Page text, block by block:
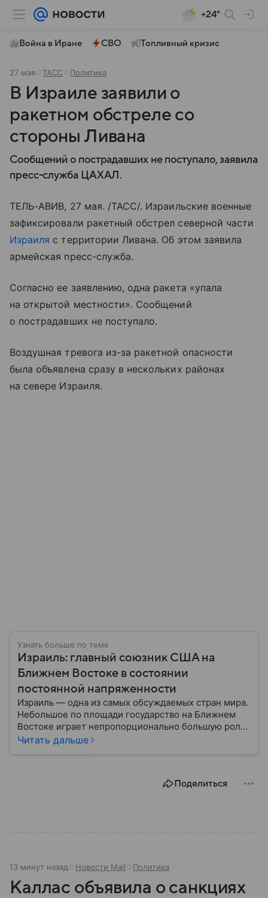
+24°
Война в Иране СВО Топливный кризис
27 мая ТАСС Политика
В Израиле заявили о
ракетном обстреле со
стороны Ливана
Сообщений о пострадавших не поступало, заявила
пресс-служба ЦАХАЛ.
ТЕЛЬ-АВИВ, 27 мая. /ТАСС/. Израильские военные
зафиксировали ракетный обстрел северной части
Израиля с территории Ливана. Об этом заявила
армейская пресс-служба.
Согласно ее заявлению, одна ракета «упала
на открытой местности». Сообщений
о пострадавших не поступало.
Воздушная тревога из-за ракетной опасности
была объявлена сразу в нескольких районах
на севере Израиля.
Узнать больше по теме
Израиль: главный союзник США на
Ближнем Востоке в состоянии
постоянной напряженности
Израиль — одна из самых обсуждаемых стран мира.
Небольшое по площади государство на Ближнем
Востоке играет непропорционально большую роль
в международной политике, безопасности и
Читать дальше
Поделиться
13 минут назад Новости Mail Политика
Каллас объявила о санкциях